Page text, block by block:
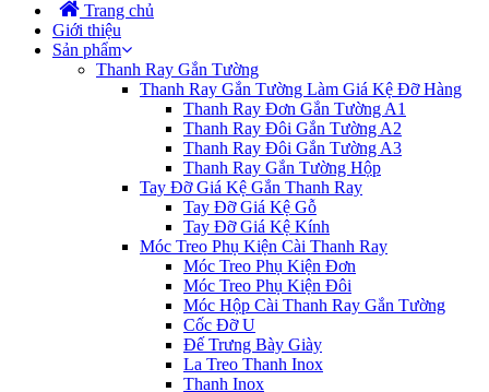
Trang chủ
Giới thiệu
Sản phẩm
Thanh Ray Gắn Tường
Thanh Ray Gắn Tường Làm Giá Kệ Đỡ Hàng
Thanh Ray Đơn Gắn Tường A1
Thanh Ray Đôi Gắn Tường A2
Thanh Ray Đôi Gắn Tường A3
Thanh Ray Gắn Tường Hộp
Tay Đỡ Giá Kệ Gắn Thanh Ray
Tay Đỡ Giá Kệ Gỗ
Tay Đỡ Giá Kệ Kính
Móc Treo Phụ Kiện Cài Thanh Ray
Móc Treo Phụ Kiện Đơn
Móc Treo Phụ Kiện Đôi
Móc Hộp Cài Thanh Ray Gắn Tường
Cốc Đỡ U
Đế Trưng Bày Giày
La Treo Thanh Inox
Thanh Inox